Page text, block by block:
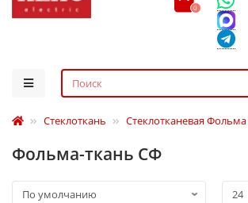
0
Стеклоткань Стеклотканевая
Фольма-ткань СФ